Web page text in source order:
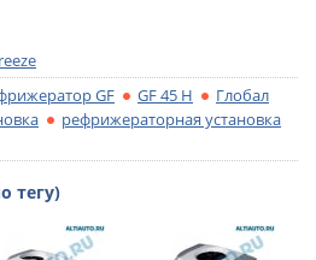
GF GF 45 H
Глобал
рефрижераторная установка
тегу)